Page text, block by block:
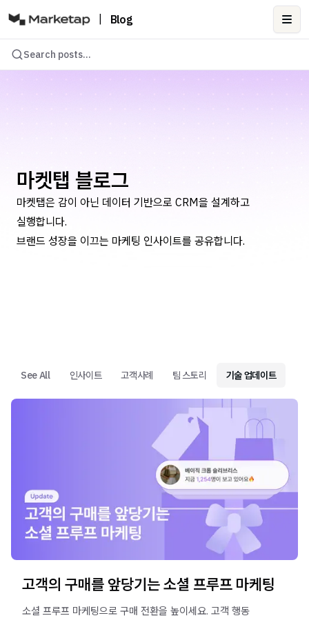
Blog
Search posts...
마켓탭 블로그
마켓탭은 감이 아닌 데이터 기반으로 CRM을 설계하고
실행합니다.
브랜드 성장을 이끄는 마케팅 인사이트를 공유합니다.
See All 인사이트 고객사례 팀 스토리 기술 업데이트
고객의 구매를 앞당기는 소셜 프루프 마케팅
소셜 프루프 마케팅으로 구매 전환을 높이세요. 고객 행동